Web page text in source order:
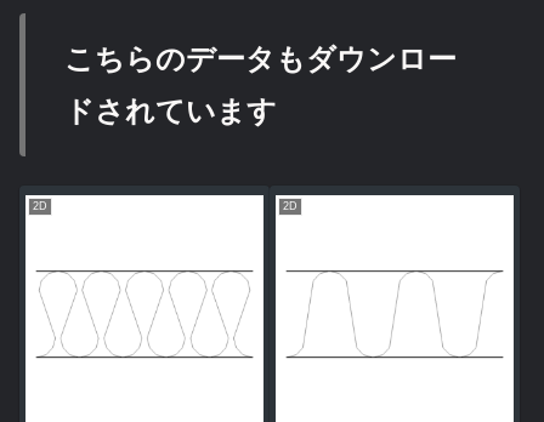
こちらのデータもダウンロー
ドされています
2D 2D